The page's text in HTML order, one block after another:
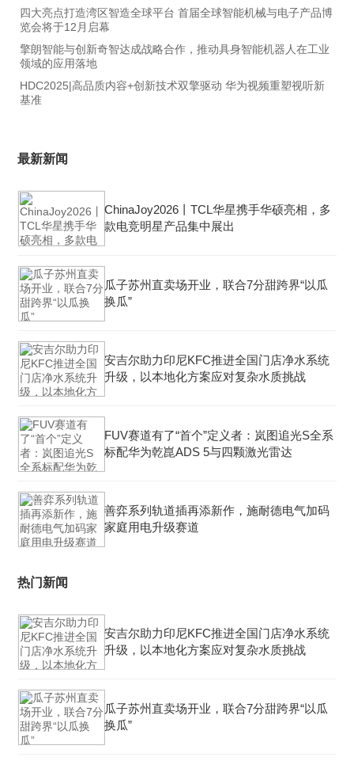
四大亮点打造湾区智造全球平台 首届全球智能机械与电子产品博
览会将于12月启幕
擎朗智能与创新奇智达成战略合作，推动具身智能机器人在工业
领域的应用落地
HDC2025|高品质内容+创新技术双擎驱动 华为视频重塑视听新
基准
最新新闻
ChinaJoy2026丨TCL华星携手华硕亮相，多
款电竞明星产品集中展出
瓜子苏州直卖场开业，联合7分甜跨界“以瓜
换瓜”
安吉尔助力印尼KFC推进全国门店净水系统
升级，以本地化方案应对复杂水质挑战
FUV赛道有了“首个”定义者：岚图追光S全系
标配华为乾崑ADS 5与四颗激光雷达
善弈系列轨道插再添新作，施耐德电气加码
家庭用电升级赛道
热门新闻
安吉尔助力印尼KFC推进全国门店净水系统
升级，以本地化方案应对复杂水质挑战
瓜子苏州直卖场开业，联合7分甜跨界“以瓜
换瓜”